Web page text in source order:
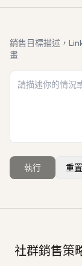
獲取免費架構
銷售目標描述，
畫
執行 重置
社群銷售策